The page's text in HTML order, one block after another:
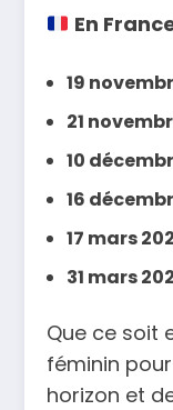
En
19
21
10
16
17 mars
31 mars
Que ce soit
féminin
horizon et